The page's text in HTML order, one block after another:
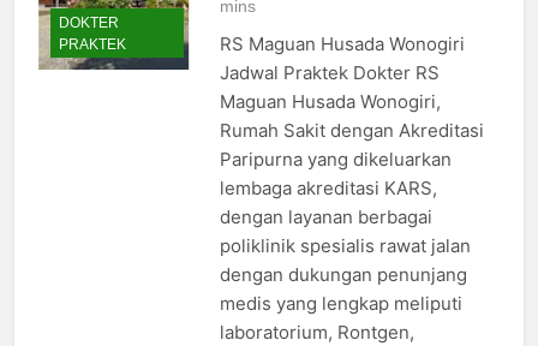
Jadwal Dokter RS. Puri Asih
Salatiga 2025
15/07/2025
Jadwal Dokter RS Mulia
Hati Wonogiri
15/07/2025
Pendaftaran Pasien BPJS
RSUD Bung Karno
24/05/2024
Pendaftaran Pasien BPJS
RSUD Banyumas
DOKTER
PRAKTEK
mins
RS Maguan Husada Wonogiri
Jadwal Praktek Dokter RS
Maguan Husada Wonogiri,
Rumah Sakit dengan Akreditasi
Paripurna yang dikeluarkan
lembaga akreditasi KARS,
dengan layanan berbagai
poliklinik spesialis rawat jalan
dengan dukungan penunjang
medis yang lengkap meliputi
laboratorium, Rontgen,